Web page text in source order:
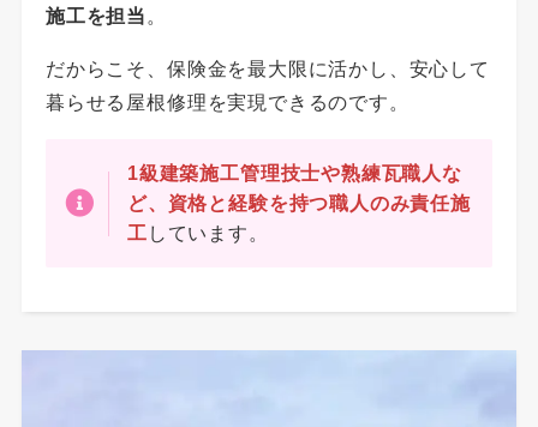
施工を担当。
だからこそ、保険金を最大限に活かし、安心して
暮らせる屋根修理を実現できるのです。
1級建築施工管理技士や熟練瓦職人な
ど、資格と経験を持つ職人のみ責任施
工 しています。